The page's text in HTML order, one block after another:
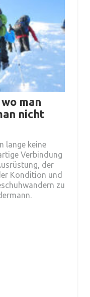
man
nicht
lange keine
Verbindung
der
Kondition und
zu